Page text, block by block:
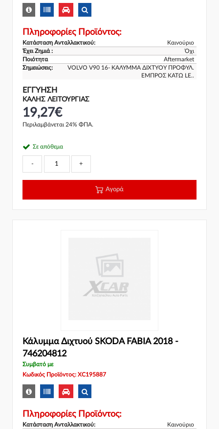
Πληροφορίες Προϊόντος:
Κατάσταση Ανταλλακτικού:
Καινούριο
Έχει Ζημιά :
Όχι
Ποιότητα
Aftermarket
Σημειώσεις:
VOLVO V90 16- ΚΑΛΥΜΜΑ ΔΙΧΤΥΟΥ ΠΡΟΦΥΛ.
ΕΜΠΡΟΣ ΚΑΤΩ LE..
ΕΓΓΎΗΣΗ
ΚΑΛΗΣ ΛΕΙΤΟΥΡΓΙΑΣ
19,27€
Περιλαμβάνεται 24% ΦΠΑ.
Σε απόθεμα
- +
Αγορά
Κάλυμμα Διχτυού SKODA FABIA 2018 -
746204812
Συμβατό με
Κωδικός Προϊόντος: XC195887
Πληροφορίες Προϊόντος:
Κατάσταση Ανταλλακτικού:
Καινούριο